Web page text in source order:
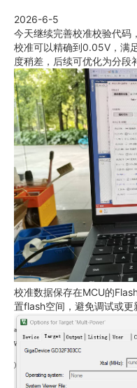
2026-6-5
今天继续完善校准校验代码
校准可以精确到0.05V，满
度稍差，后续可优化为分段
校准数据保存在MCU的
置flash空间，避免调试或更